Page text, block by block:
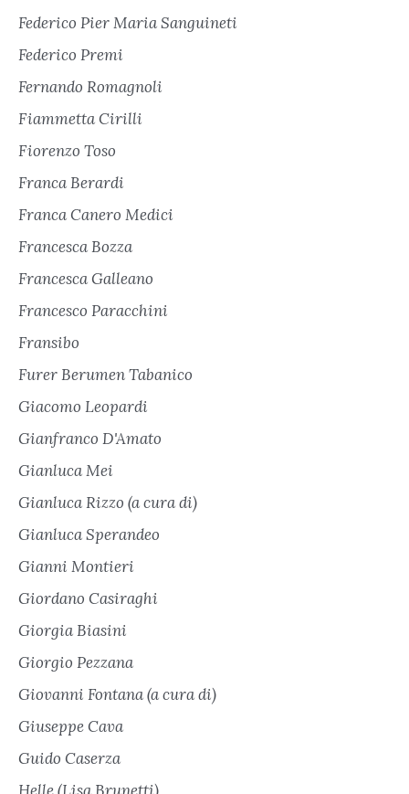
Federico Pier Maria Sanguineti
Federico Premi
Fernando Romagnoli
Fiammetta Cirilli
Fiorenzo Toso
Franca Berardi
Franca Canero Medici
Francesca Bozza
Francesca Galleano
Francesco Paracchini
Fransibo
Furer Berumen Tabanico
Giacomo Leopardi
Gianfranco D'Amato
Gianluca Mei
Gianluca Rizzo (a cura di)
Gianluca Sperandeo
Gianni Montieri
Giordano Casiraghi
Giorgia Biasini
Giorgio Pezzana
Giovanni Fontana (a cura di)
Giuseppe Cava
Guido Caserza